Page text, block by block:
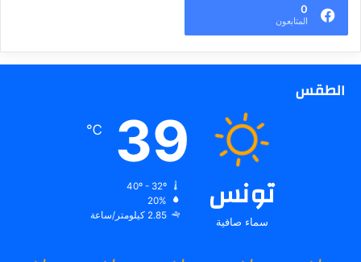
0
المتابعون
الطقس
تونس
سماء صافية
39
℃
20%
2.85 كيلومتر/ساعة